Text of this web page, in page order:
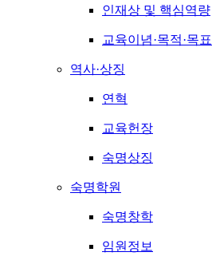
인재상 및 핵심역량
교육이념·목적·목표
역사·상징
연혁
교육헌장
숙명상징
숙명학원
숙명창학
임원정보